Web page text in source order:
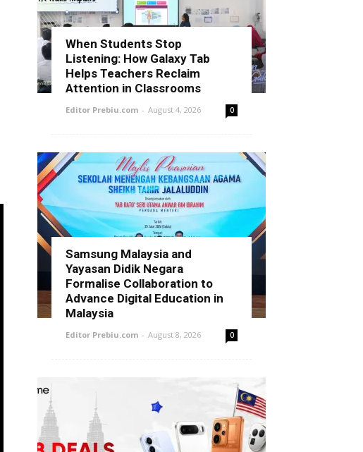
When Students Stop
Listening: How Galaxy Tab
Helps Teachers Reclaim
Attention in Classrooms
Editor Prebiu.com - August 4, 2026 0
Samsung Malaysia and
Yayasan Didik Negara
Formalise Collaboration to
Advance Digital Education in
Malaysia
Editor Prebiu.com - August 8, 2026 0